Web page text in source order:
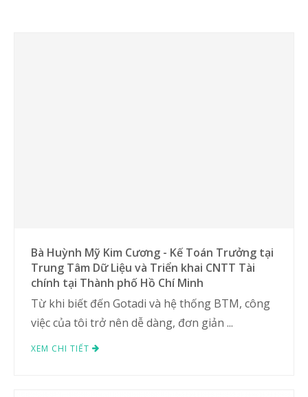
Bà Huỳnh Mỹ Kim Cương - Kế Toán Trưởng tại
Trung Tâm Dữ Liệu và Triển khai CNTT Tài
chính tại Thành phố Hồ Chí Minh
Từ khi biết đến Gotadi và hệ thống BTM, công
việc của tôi trở nên dễ dàng, đơn giản ...
XEM CHI TIẾT